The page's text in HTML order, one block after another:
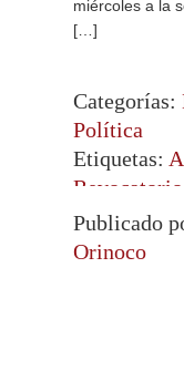
miércoles a la
[…]
Categorías:
Política
Etiquetas:
Revocatorio
Publicado
Orinoco